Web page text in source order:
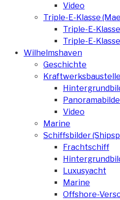
Video
Triple-E-Klasse
Triple-E-
Triple-E-
Wilhelmshaven
Geschichte
Kraftwerksbaustelle
Video
Marine
Schiffsbilder
Frachtschiff
Luxusyacht
Marine
Offshore-